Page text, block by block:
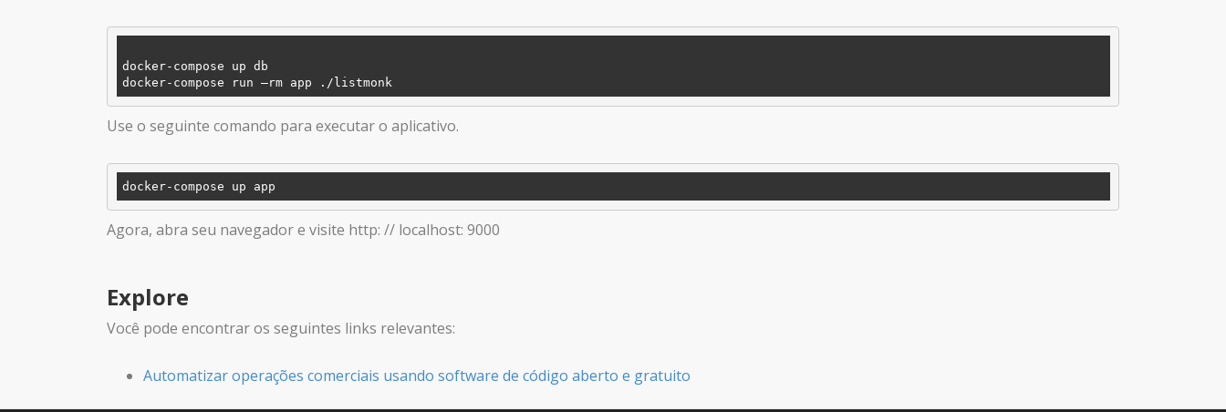
docker-compose up db
Use o seguinte comando para executar o aplicativo.
Agora, abra seu navegador e visite http: // localhost: 9000
Explore
Você pode encontrar os seguintes links relevantes:
Automatizar operações comerciais usando software de código aberto e gratuito